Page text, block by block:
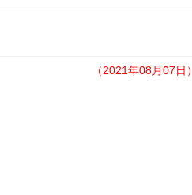
（2021年08月07日）